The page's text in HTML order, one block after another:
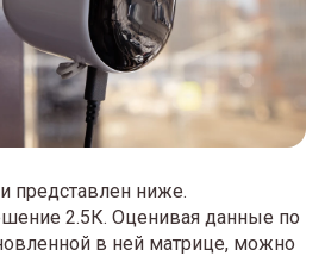
представлен ниже.
2.5К. Оценивая данные по
в ней матрице, можно